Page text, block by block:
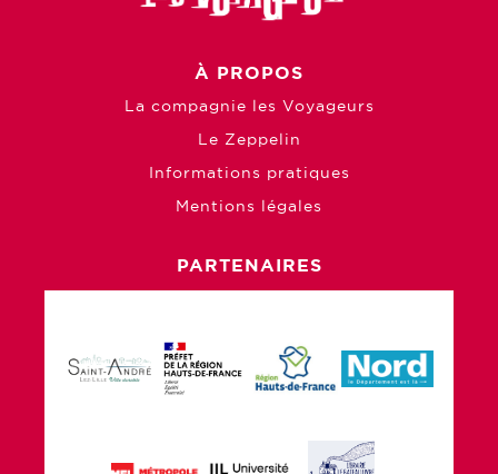
À PROPOS
La compagnie les Voyageurs
Le Zeppelin
Informations pratiques
Mentions légales
PARTENAIRES